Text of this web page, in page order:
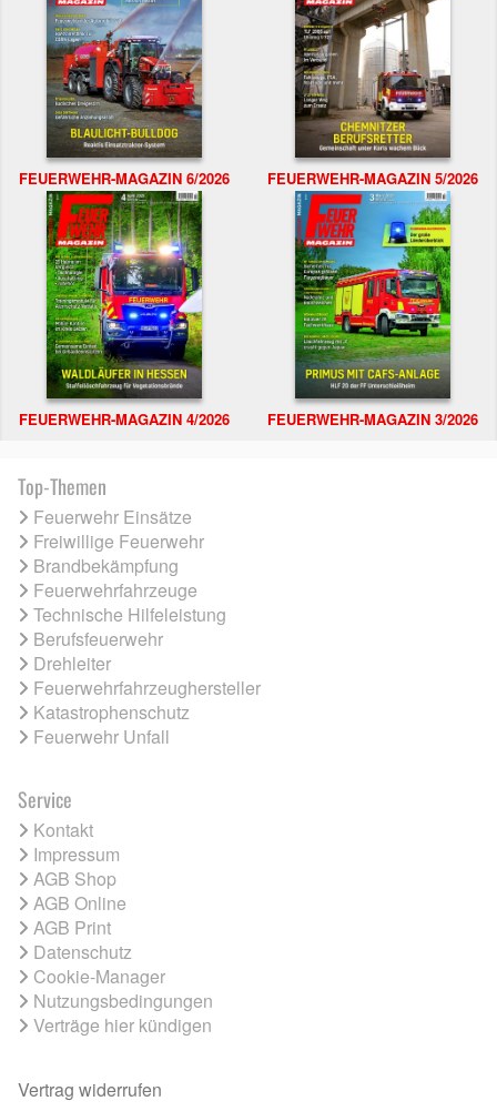
FEUERWEHR-MAGAZIN 6/2026 FEUERWEHR-MAGAZIN 5/2026
FEUERWEHR-MAGAZIN 4/2026 FEUERWEHR-MAGAZIN 3/2026
Top-Themen
Feuerwehr Einsätze
Freiwillige Feuerwehr
Brandbekämpfung
Feuerwehrfahrzeuge
Technische Hilfeleistung
Berufsfeuerwehr
Drehleiter
Feuerwehrfahrzeughersteller
Katastrophenschutz
Feuerwehr Unfall
Service
Kontakt
Impressum
AGB Shop
AGB Online
AGB Print
Datenschutz
Cookie-Manager
Nutzungsbedingungen
Verträge hier kündigen
Vertrag widerrufen